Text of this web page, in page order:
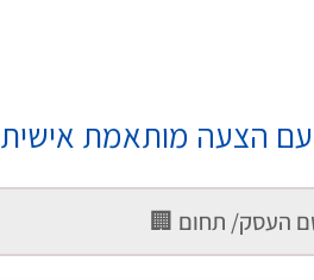
עם הצעה מותאמת אישית